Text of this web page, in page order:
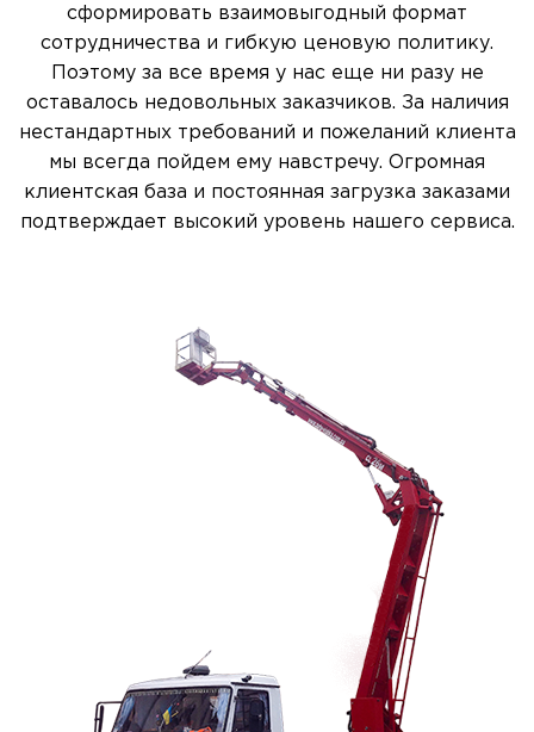
сформировать взаимовыгодный формат
сотрудничества и гибкую ценовую политику.
Поэтому за все время у нас еще ни разу не
оставалось недовольных заказчиков. За наличия
нестандартных требований и пожеланий клиента
мы всегда пойдем ему навстречу. Огромная
клиентская база и постоянная загрузка заказами
подтверждает высокий уровень нашего сервиса.